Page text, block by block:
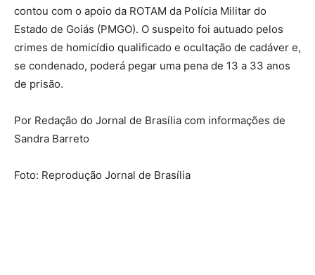
contou com o apoio da ROTAM da Polícia Militar do
Estado de Goiás (PMGO). O suspeito foi autuado pelos
crimes de homicídio qualificado e ocultação de cadáver e,
se condenado, poderá pegar uma pena de 13 a 33 anos
de prisão.
Por Redação do Jornal de Brasília com informações de
Sandra Barreto
Foto: Reprodução Jornal de Brasília